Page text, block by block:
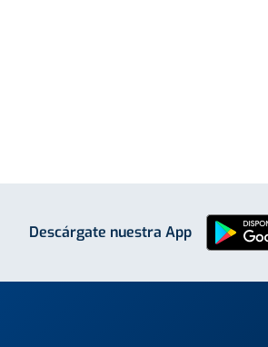
Descárgate nuestra App